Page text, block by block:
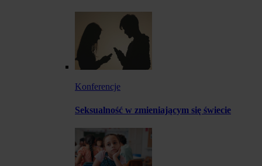
Konferencje
Seksualność w zmieniającym się świecie